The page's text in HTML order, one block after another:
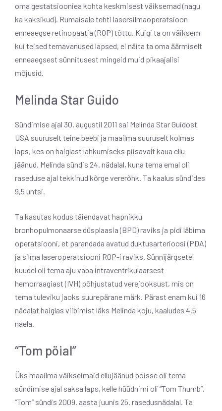
oma gestatsiooniea kohta keskmisest väiksemad (nagu
ka kaksikud). Rumaisale tehti lasersilmaoperatsioon
enneaegse retinopaatia (ROP) tõttu. Kuigi ta on väiksem
kui teised temavanused lapsed, ei näita ta oma äärmiselt
enneaegsest sünnitusest mingeid muid pikaajalisi
mõjusid.
Melinda Star Guido
Sündimise ajal 30. augustil 2011 sai Melinda Star Guidost
USA suuruselt teine ​​beebi ja maailma suuruselt kolmas
laps, kes on haiglast lahkumiseks piisavalt kaua ellu
jäänud. Melinda sündis 24. nädalal, kuna tema emal oli
raseduse ajal tekkinud kõrge vererõhk. Ta kaalus sündides
9,5 untsi.
Ta kasutas kodus täiendavat hapnikku
bronhopulmonaarse düsplaasia (BPD) raviks ja pidi läbima
operatsiooni, et parandada avatud duktusarterioosi (PDA)
ja silma laseroperatsiooni ROP-i raviks. Sünnijärgsetel
kuudel oli tema aju vaba intraventrikulaarsest
hemorraagiast (IVH) põhjustatud verejooksust, mis on
tema tuleviku jaoks suurepärane märk. Pärast enam kui 16
nädalat haiglas viibimist läks Melinda koju, kaaludes 4,5
naela.
“Tom pöial”
Üks maailma väikseimaid ellujäänud poisse oli tema
sündimise ajal saksa laps, kelle hüüdnimi oli “Tom Thumb”.
“Tom” sündis 2009. aasta juunis 25. rasedusnädalal. Ta